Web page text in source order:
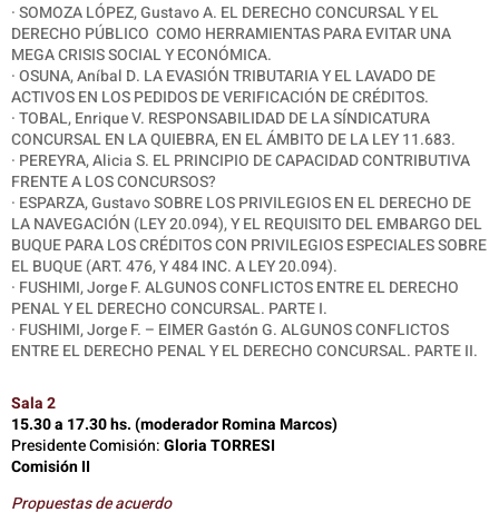
·SOMOZA LÓPEZ, Gustavo A. EL DERECHO CONCURSAL Y EL
DERECHO PÚBLICO COMO HERRAMIENTAS PARA EVITAR UNA
MEGA CRISIS SOCIAL Y ECONÓMICA.
· OSUNA, Aníbal D. LA EVASIÓN TRIBUTARIA Y EL LAVADO DE
ACTIVOS EN LOS PEDIDOS DE VERIFICACIÓN DE CRÉDITOS.
· TOBAL, Enrique V. RESPONSABILIDAD DE LA SÍNDICATURA
CONCURSAL EN LA QUIEBRA, EN EL ÁMBITO DE LA LEY 11.683.
· PEREYRA, Alicia S. EL PRINCIPIO DE CAPACIDAD CONTRIBUTIVA
FRENTE A LOS CONCURSOS?
· ESPARZA, Gustavo SOBRE LOS PRIVILEGIOS EN EL DERECHO DE
LA NAVEGACIÓN (LEY 20.094), Y EL REQUISITO DEL EMBARGO DEL
BUQUE PARA LOS CRÉDITOS CON PRIVILEGIOS ESPECIALES SOBRE
EL BUQUE (ART. 476, Y 484 INC. A LEY 20.094).
· FUSHIMI, Jorge F. ALGUNOS CONFLICTOS ENTRE EL DERECHO
PENAL Y EL DERECHO CONCURSAL. PARTE I.
· FUSHIMI, Jorge F. – EIMER Gastón G. ALGUNOS CONFLICTOS
ENTRE EL DERECHO PENAL Y EL DERECHO CONCURSAL. PARTE II.
Sala 2
15.30 a 17.30 hs. (moderador Romina Marcos)
Presidente Comisión:Gloria TORRESI
Comisión II
Propuestas de acuerdo